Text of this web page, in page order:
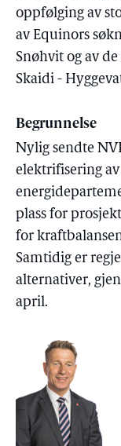
oppfølging av
av Equinors
Snøhvit og av
Skaidi -
Begrunnelse
Nylig sendte
elektrifisering
plass for
for
Samtidig er
alternativer,
april.